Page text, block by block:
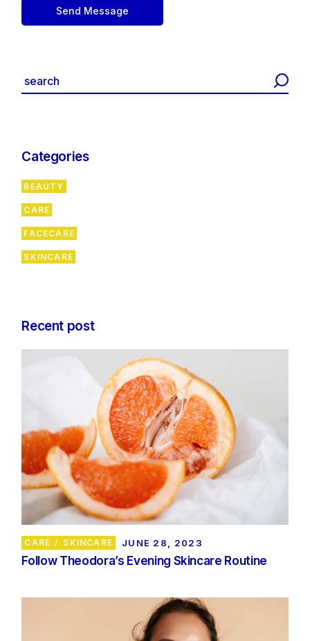
Send Message
Categories
BEAUTY
CARE
FACECARE
SKINCARE
Recent post
CARE SKINCARE JUNE 28, 2023
Follow Theodora’s Evening Skincare Routine